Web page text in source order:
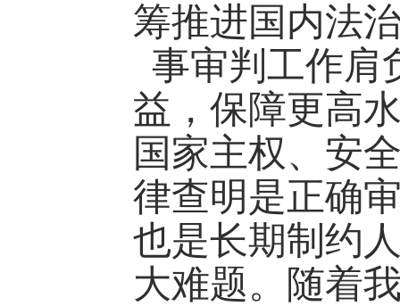
筹推进国内法
事审判工作肩
益，保障更高
国家主权、安
律查明是正确
也是长期制约
大难题。随着